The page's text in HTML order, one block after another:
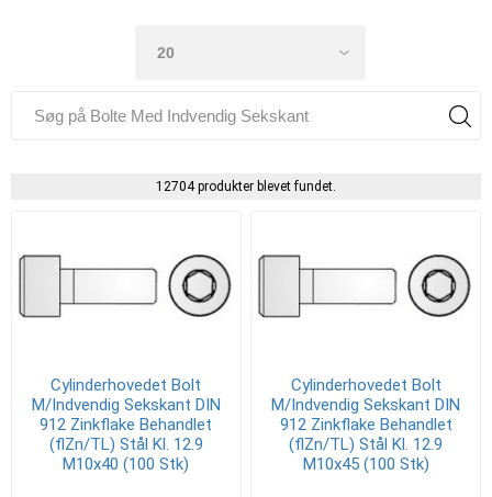
12704 produkter blevet fundet.
Cylinderhovedet Bolt
M/Indvendig Sekskant DIN
912 Zinkflake Behandlet
(flZn/TL) Stål Kl. 12.9
M10x40 (100 Stk)
Cylinderhovedet Bolt
M/Indvendig Sekskant DIN
912 Zinkflake Behandlet
(flZn/TL) Stål Kl. 12.9
M10x45 (100 Stk)